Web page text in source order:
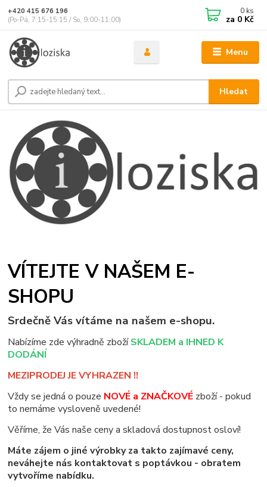
Menu
Hledat
+420 415 676 196
(Po-Pá, 7:15-15:15 / So, 9:00-11:00)
0 ks
za 0 Kč
VÍTEJTE V NAŠEM E-
SHOPU
Srdečně Vás vítáme na našem e-shopu.
Nabízíme zde výhradně zbožíSKLADEM a IHNED K
DODÁNÍ
MEZIPRODEJ JE VYHRAZEN !!
Vždy se jedná o pouze NOVÉ a ZNAČKOVÉ zboží - pokud
to nemáme vysloveně uvedené!
Věříme, že Vás naše ceny a skladová dostupnost osloví!
Máte zájem o jiné výrobky za takto zajímavé ceny,
neváhejte nás kontaktovat s poptávkou - obratem
vytvoříme nabídku.